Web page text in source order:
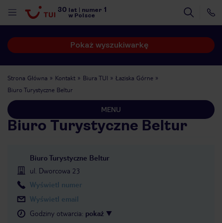
30 lat numer 1
w Polsce
Pokaż wyszukiwarkę
Strona Główna Kontakt Biura TUI
Łaziska Górne
Biuro Turystyczne Beltur
MENU
Biuro Turystyczne Beltur
Biuro Turystyczne Beltur
ul. Dworcowa 23
Wyświetl numer
Wyświetl email
Godziny otwarcia: pokaż